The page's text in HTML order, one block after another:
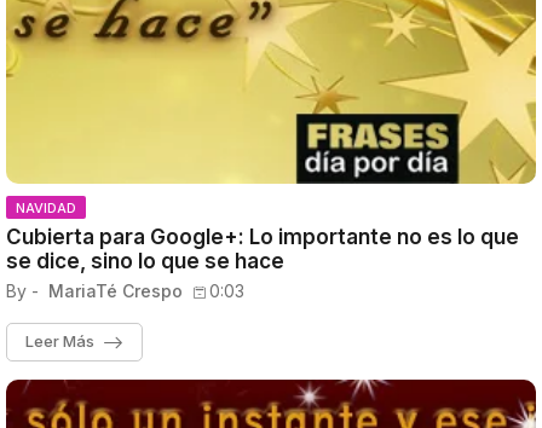
NAVIDAD
Cubierta para Google+: Lo importante no es lo que
se dice, sino lo que se hace
By - MariaTé Crespo 0:03
Leer Más